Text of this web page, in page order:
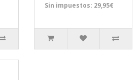
Sin impuestos: 29,95€